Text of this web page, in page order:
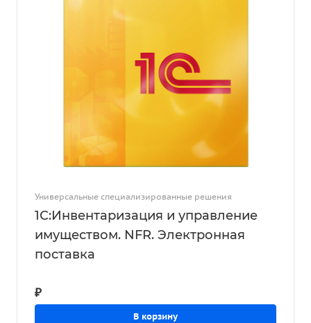
Универсальные специализированные решения
1С:Инвентаризация и управление
имуществом. NFR. Электронная
поставка
₽
В корзину